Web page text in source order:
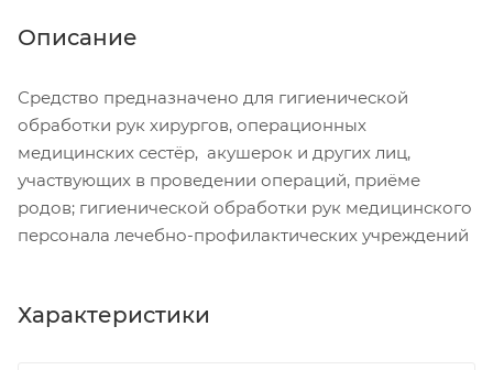
Описание
Средство предназначено для гигиенической
обработки рук хирургов, операционных
медицинских сестёр, акушерок и других лиц,
участвующих в проведении операций, приёме
родов; гигиенической обработки рук медицинского
персонала лечебно-профилактических учреждений
Характеристики